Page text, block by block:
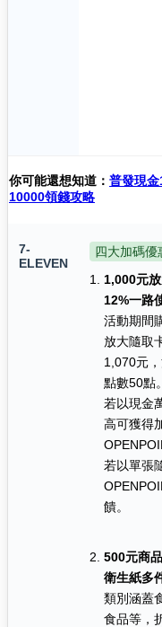
你可能還想知道： 普發現
10000領錢攻略
7-
ELEVEN
四大加碼優
1,000元
12%一路
活動期間
放大隨取
1,070元
點數50點。
若以現金
高可獲得
若以單張
饋。
500元商
衛生紙多
類別涵蓋
食品等，